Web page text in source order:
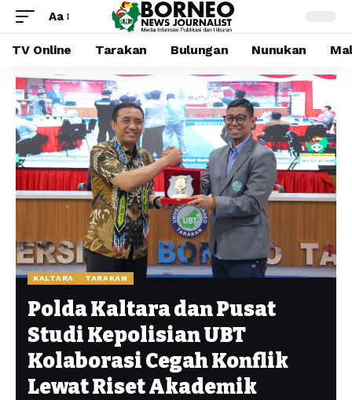
Aa
TV Online Tarakan Bulungan Nunukan
KALTARA TARAKAN
Polda Kaltara dan Pusat
Studi Kepolisian UBT
Kolaborasi Cegah Konflik
Lewat Riset Akademik